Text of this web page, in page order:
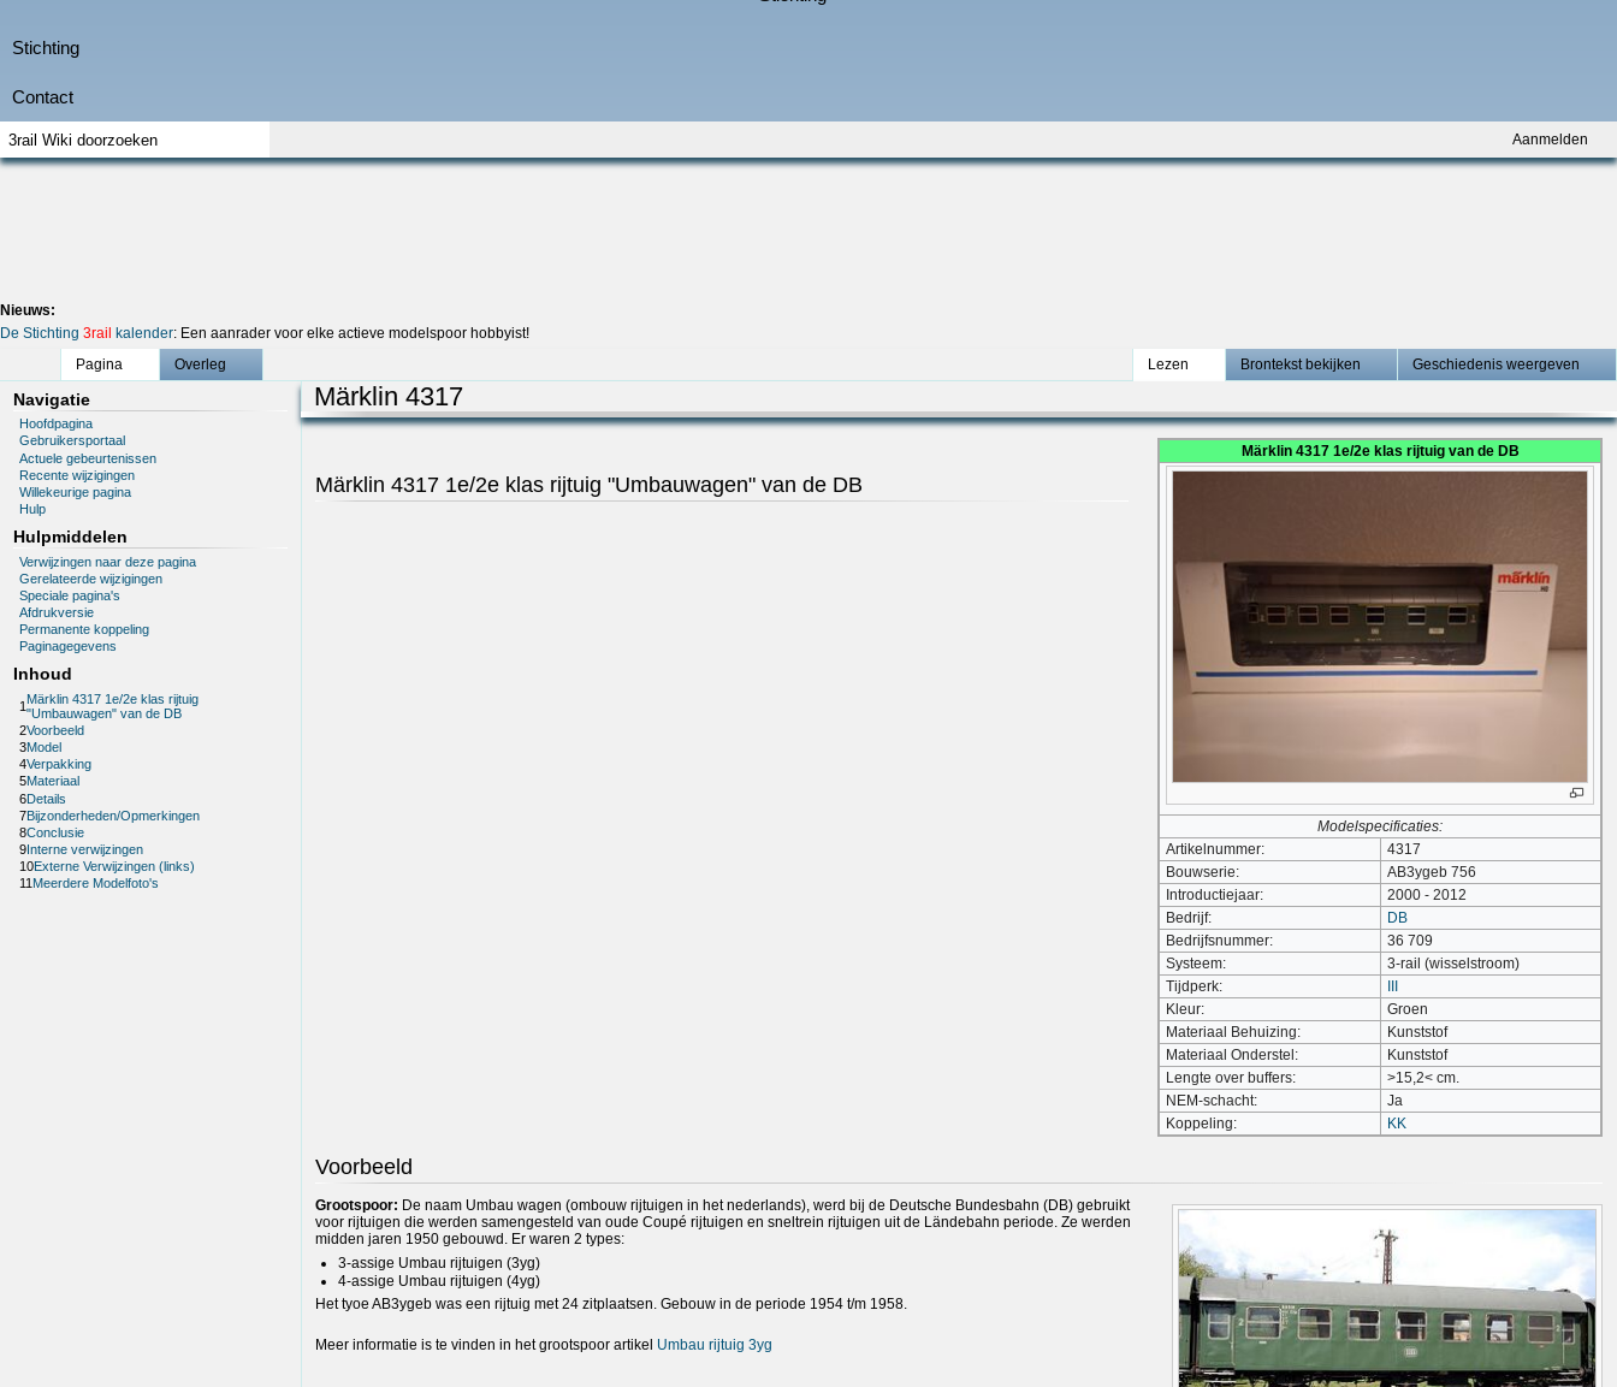
Aanmelden
Nieuws:
De Stichting 3rail kalender: Een aanrader voor elke actieve modelspoor hobbyist!
Pagina
Overleg Lezen Brontekst bekijken Geschiedenis weergeven
Navigatie
Hoofdpagina
Gebruikersportaal
Actuele gebeurtenissen
Recente wijzigingen
Willekeurige pagina
Hulp
Hulpmiddelen
Verwijzingen naar deze pagina
Gerelateerde wijzigingen
Speciale pagina's
Afdrukversie
Permanente koppeling
Paginagegevens
Inhoud
1Märklin 4317 1e/2e klas rijtuig
"Umbauwagen" van de DB
2Voorbeeld
3Model
4Verpakking
5Materiaal
6Details
7Bijzonderheden/Opmerkingen
8Conclusie
9Interne verwijzingen
10Externe Verwijzingen (links)
11Meerdere Modelfoto's
Märklin 4317
Märklin 4317 1e/2e klas rijtuig van de DB
Modelspecificaties:
Artikelnummer:
4317
Bouwserie:
AB3ygeb 756
Introductiejaar:
2000 - 2012
Bedrijf:
DB
Bedrijfsnummer:
36 709
Systeem:
3-rail (wisselstroom)
Tijdperk:
Kleur:
Groen
Materiaal Behuizing:
Kunststof
Materiaal Onderstel:
Kunststof
Lengte over buffers:
>15,2< cm.
NEM-schacht:
Ja
Koppeling:
KK
Märklin 4317 1e/2e klas rijtuig "Umbauwagen" van de DB
Voorbeeld
Grootspoor: De naam Umbau wagen (ombouw rijtuigen in het nederlands), werd bij de Deutsche Bundesbahn (DB) gebruikt
voor rijtuigen die werden samengesteld van oude Coupé rijtuigen en sneltrein rijtuigen uit de Ländebahn periode. Ze werden
midden jaren 1950 gebouwd. Er waren 2 types:
3-assige Umbau rijtuigen (3yg)
4-assige Umbau rijtuigen (4yg)
Het tyoe AB3ygeb was een rijtuig met 24 zitplaatsen. Gebouw in de periode 1954 t/m 1958.
Meer informatie is te vinden in het grootspoor artikel Umbau rijtuig 3yg